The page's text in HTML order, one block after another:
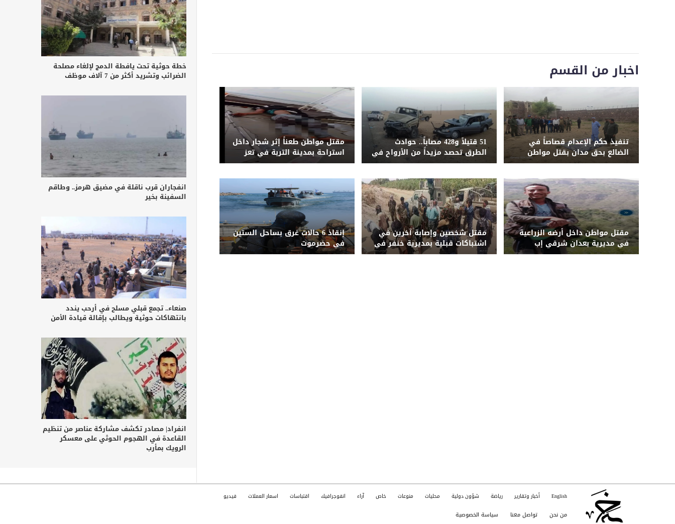
اخبار من القسم
تنفيذ حكم الإعدام قصاصاً في
الضالع بحق مدان بقتل مواطن
51 قتيلاً و428 مصاباً.. حوادث
الطرق تحصد مزيداً من الأرواح في
المحافظات اليمنية المحررة خلال
مقتل مواطن طعناً إثر شجار داخل
استراحة بمدينة التربة في تعز
مقتل مواطن داخل أرضه الزراعية
في مديرية بعدان شرقي إب
مقتل شخصين وإصابة آخرين في
اشتباكات قبلية بمديرية خنفر في
أبين
إنقاذ 6 حالات غرق بساحل الستين
في حضرموت
خطة حوثية تحت يافطة الدمج لإلغاء مصلحة
الضرائب وتشريد أكثر من 7 آلاف موظف
انفجاران قرب ناقلة في مضيق هرمز.. وطاقم
السفينة بخير
صنعاء.. تجمع قبلي مسلح في أرحب يندد
بانتهاكات حوثية ويطالب بإقالة قيادة الأمن
انفراد| مصادر تكشف مشاركة عناصر من تنظيم
القاعدة في الهجوم الحوثي على معسكر
الرويك بمأرب
English أخبار وتقارير رياضة شؤون دولية محليات منوعات خاص آراء انفوجرافيك اقتباسات اسعار العملات فيديو
من نحن تواصل معنا سياسة الخصوصية